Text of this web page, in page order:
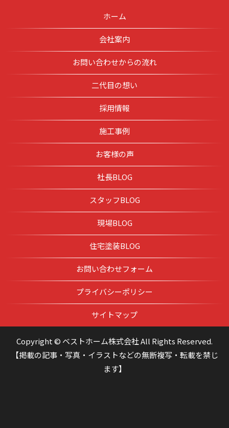
ホーム
会社案内
お問い合わせからの流れ
二代目の想い
採用情報
施工事例
お客様の声
社長BLOG
スタッフBLOG
現場BLOG
住宅塗装BLOG
お問い合わせフォーム
プライバシーポリシー
サイトマップ
Copyright © ベストホーム株式会社 All Rights Reserved.
【掲載の記事・写真・イラストなどの無断複写・転載を禁じ
ます】